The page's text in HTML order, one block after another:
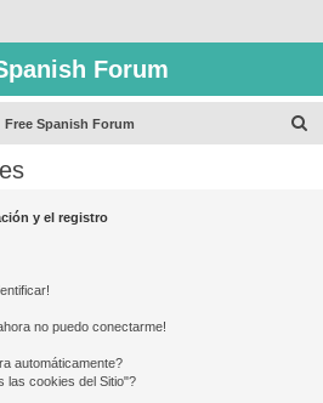
Forum
Free Spanish Forum
y el registro
no puedo conectarme!
automáticamente?
las cookies del Sitio"?